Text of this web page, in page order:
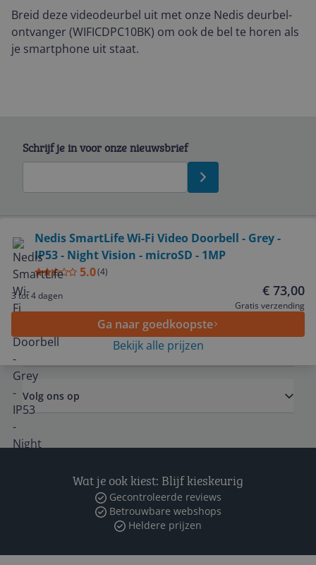
Breid deze videodeurbel uit met onze Nedis deurbel-
ontvanger (WIFICDPC10BK) om ook de bel te horen als
je smartphone uit staat.
Nedis SmartLife Wi-Fi Video Doorbell - Grey -
IP53 - Night Vision - microSD - 1MP
5.0(4)
3 tot 4 dagen
€ 73,00
Gratis verzending
Ga naar goedkoopste
Bekijk alle prijzen
Schrijf je in voor onze nieuwsbrief
Service
Algemeen
Zakelijk
Volg ons op
Wat je ook kiest: Blijf kieskeurig
Gecontroleerde reviews
Betrouwbare webshops
Heldere prijzen